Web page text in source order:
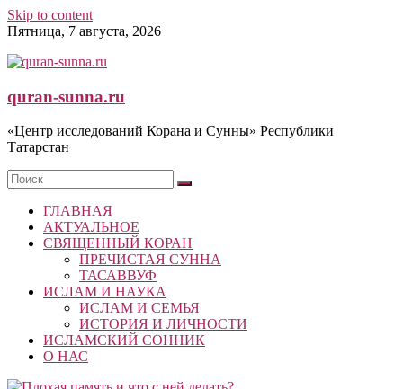
Skip to content
Пятница, 7 августа, 2026
quran-sunna.ru
«Центр исследований Корана и Сунны» Республики
Татарстан
ГЛАВНАЯ
АКТУАЛЬНОЕ
СВЯЩЕННЫЙ КОРАН
ПРЕЧИСТАЯ СУННА
ТАСАВВУФ
ИСЛАМ И НАУКА
ИСЛАМ И СЕМЬЯ
ИСТОРИЯ И ЛИЧНОСТИ
ИСЛАМСКИЙ СОННИК
О НАС